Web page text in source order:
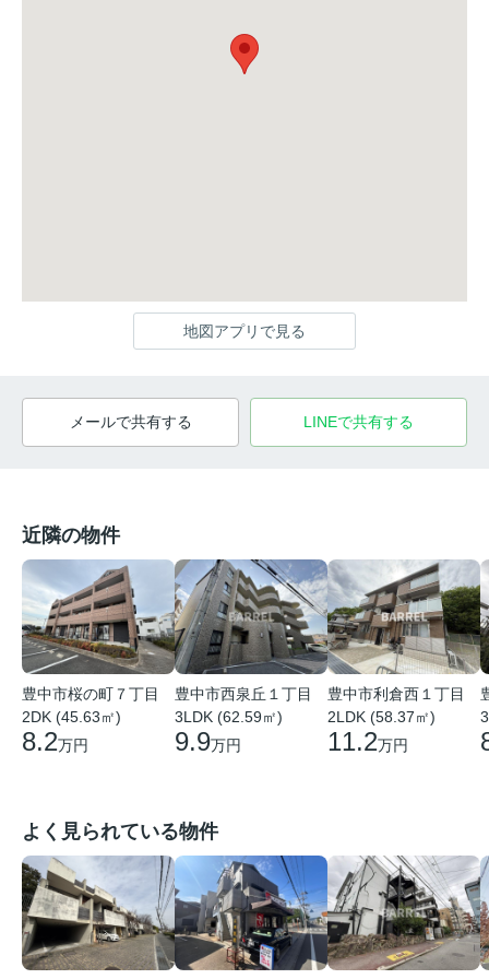
地図アプリで見る
メールで共有する LINEで共有する
近隣の物件
豊中市桜の町７丁目
2DK (45.63㎡)
8.2万円
豊中市西泉丘１丁目
3LDK (62.59㎡)
9.9万円
豊中市利倉西１丁目
2LDK (58.37㎡)
11.2万円
よく見られている物件